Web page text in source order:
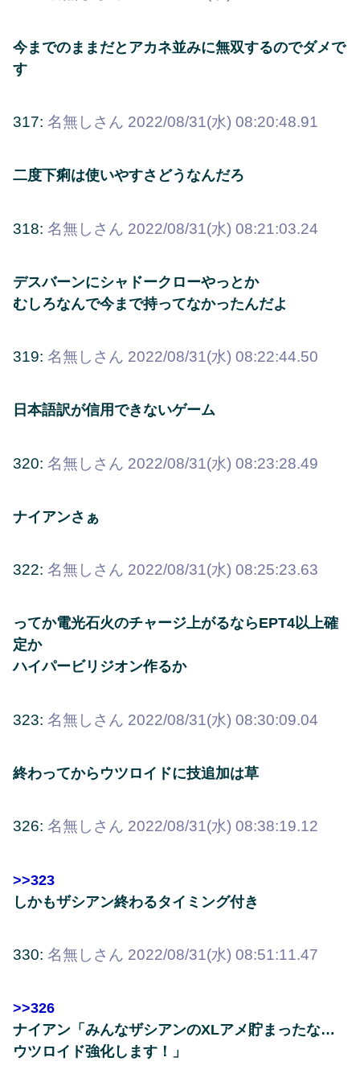
今までのままだとアカネ並みに無双するのでダメで
す
317: 名無しさん 2022/08/31(水) 08:20:48.91
二度下痢は使いやすさどうなんだろ
318: 名無しさん 2022/08/31(水) 08:21:03.24
デスバーンにシャドークローやっとか
むしろなんで今まで持ってなかったんだよ
319: 名無しさん 2022/08/31(水) 08:22:44.50
日本語訳が信用できないゲーム
320: 名無しさん 2022/08/31(水) 08:23:28.49
ナイアンさぁ
322: 名無しさん 2022/08/31(水) 08:25:23.63
ってか電光石火のチャージ上がるならEPT4以上確
定か
ハイパービリジオン作るか
323: 名無しさん 2022/08/31(水) 08:30:09.04
終わってからウツロイドに技追加は草
326: 名無しさん 2022/08/31(水) 08:38:19.12
>>323
しかもザシアン終わるタイミング付き
330: 名無しさん 2022/08/31(水) 08:51:11.47
>>326
ナイアン「みんなザシアンのXLアメ貯まったな…
ウツロイド強化します！」